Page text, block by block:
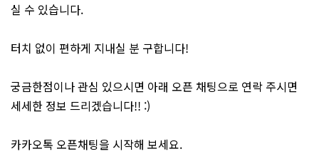
실 수 있습니다.
터치 없이 편하게 지내실 분 구합니다!
궁금한점이나 관심 있으시면 아래 오픈 채팅으로 연락 주시면
세세한 정보 드리겠습니다!! :)
카카오톡 오픈채팅을 시작해 보세요.